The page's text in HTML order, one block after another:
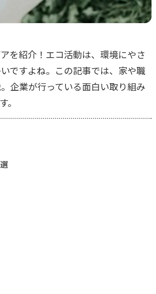
を紹介！エコ活動は、環境にやさ
ですよね。この記事では、家や職
企業が行っている面白い取り組み
。